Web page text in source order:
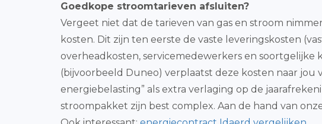
Goedkope stroomtarieven afsluiten?
Vergeet niet dat de tarieven van gas en stroom
kosten. Dit zijn ten eerste de vaste leveringskosten
overheadkosten, servicemedewerkers en
(bijvoorbeeld Duneo) verplaatst deze kosten naar jou
energiebelasting” als extra verlaging op de
stroompakket zijn best complex. Aan de hand van